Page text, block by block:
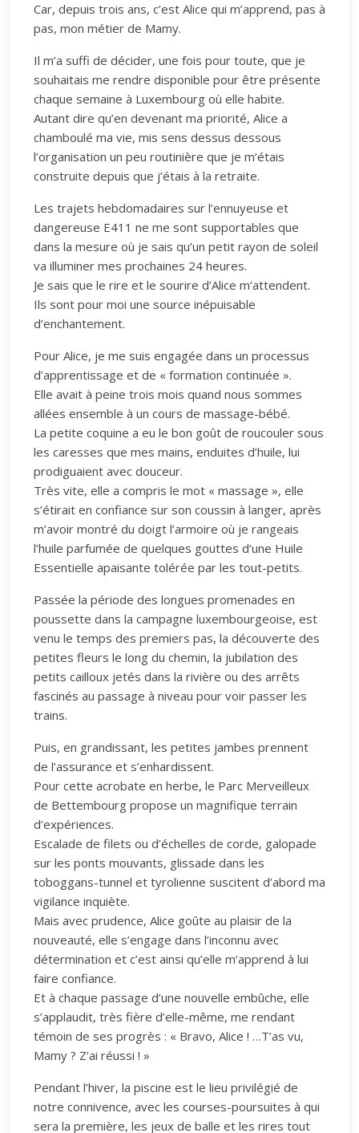
Car, depuis trois ans, c’est Alice qui m’apprend, pas à
pas, mon métier de Mamy.
Il m’a suffi de décider, une fois pour toute, que je
souhaitais me rendre disponible pour être présente
chaque semaine à Luxembourg où elle habite.
Autant dire qu’en devenant ma priorité, Alice a
chamboulé ma vie, mis sens dessus dessous
l’organisation un peu routinière que je m’étais
construite depuis que j’étais à la retraite.
Les trajets hebdomadaires sur l’ennuyeuse et
dangereuse E411 ne me sont supportables que
dans la mesure où je sais qu’un petit rayon de soleil
va illuminer mes prochaines 24 heures.
Je sais que le rire et le sourire d’Alice m’attendent.
Ils sont pour moi une source inépuisable
d’enchantement.
Pour Alice, je me suis engagée dans un processus
d’apprentissage et de « formation continuée ».
Elle avait à peine trois mois quand nous sommes
allées ensemble à un cours de massage-bébé.
La petite coquine a eu le bon goût de roucouler sous
les caresses que mes mains, enduites d’huile, lui
prodiguaient avec douceur.
Très vite, elle a compris le mot « massage », elle
s’étirait en confiance sur son coussin à langer, après
m’avoir montré du doigt l’armoire où je rangeais
l’huile parfumée de quelques gouttes d’une Huile
Essentielle apaisante tolérée par les tout-petits.
Passée la période des longues promenades en
poussette dans la campagne luxembourgeoise, est
venu le temps des premiers pas, la découverte des
petites fleurs le long du chemin, la jubilation des
petits cailloux jetés dans la rivière ou des arrêts
fascinés au passage à niveau pour voir passer les
trains.
Puis, en grandissant, les petites jambes prennent
de l’assurance et s’enhardissent.
Pour cette acrobate en herbe, le Parc Merveilleux
de Bettembourg propose un magnifique terrain
d’expériences.
Escalade de filets ou d’échelles de corde, galopade
sur les ponts mouvants, glissade dans les
toboggans-tunnel et tyrolienne suscitent d’abord ma
vigilance inquiète.
Mais avec prudence, Alice goûte au plaisir de la
nouveauté, elle s’engage dans l’inconnu avec
détermination et c’est ainsi qu’elle m’apprend à lui
faire confiance.
Et à chaque passage d’une nouvelle embûche, elle
s’applaudit, très fière d’elle-même, me rendant
témoin de ses progrès : « Bravo, Alice ! …T’as vu,
Mamy ? Z’ai réussi ! »
Pendant l’hiver, la piscine est le lieu privilégié de
notre connivence, avec les courses-poursuites à qui
sera la première, les jeux de balle et les rires tout